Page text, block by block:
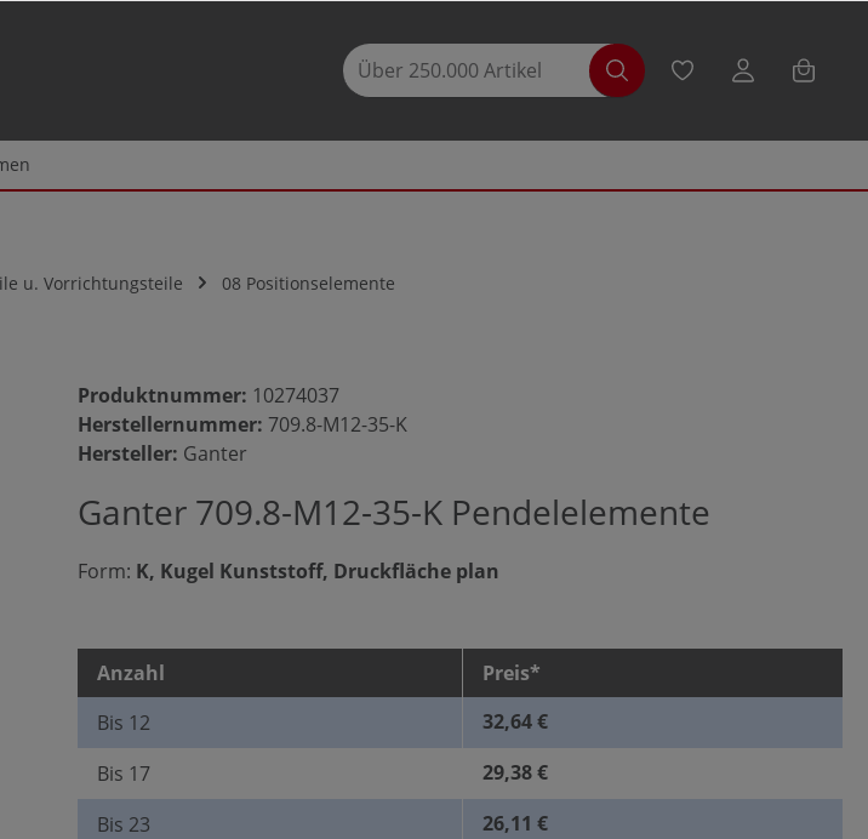
u. Vorrichtungsteile 08 Positionselemente
Produktnummer: 10274037
Herstellernummer: 709.8-M12-35-K
Hersteller: Ganter
Ganter 709.8-M12-35-K Pendelelemente
Form: K, Kugel Kunststoff, Druckfläche plan
Anzahl
Preis*
Bis 12
32,64 €
Bis 17
29,38 €
Bis 23
26,11 €